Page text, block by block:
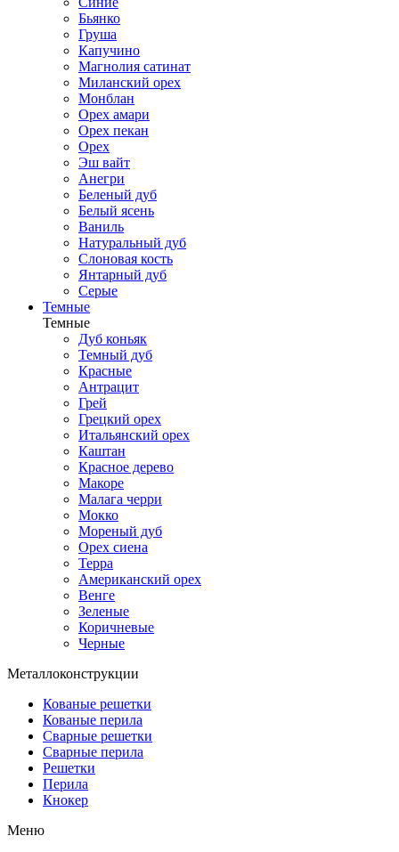
Бьянко
Груша
Капучино
Магнолия сатинат
Миланский орех
Монблан
Орех амари
Орех пекан
Орех
Эш вайт
Анегри
Беленый дуб
Белый ясень
Ваниль
Натуральный дуб
Слоновая кость
Янтарный дуб
Серые
Темные
Темные
Дуб коньяк
Темный дуб
Красные
Антрацит
Грей
Грецкий орех
Итальянский орех
Каштан
Красное дерево
Макоре
Малага черри
Мокко
Мореный дуб
Орех сиена
Терра
Американский орех
Венге
Зеленые
Коричневые
Черные
Металлоконструкции
Кованые решетки
Кованые перила
Сварные решетки
Сварные перила
Решетки
Перила
Кнокер
Меню